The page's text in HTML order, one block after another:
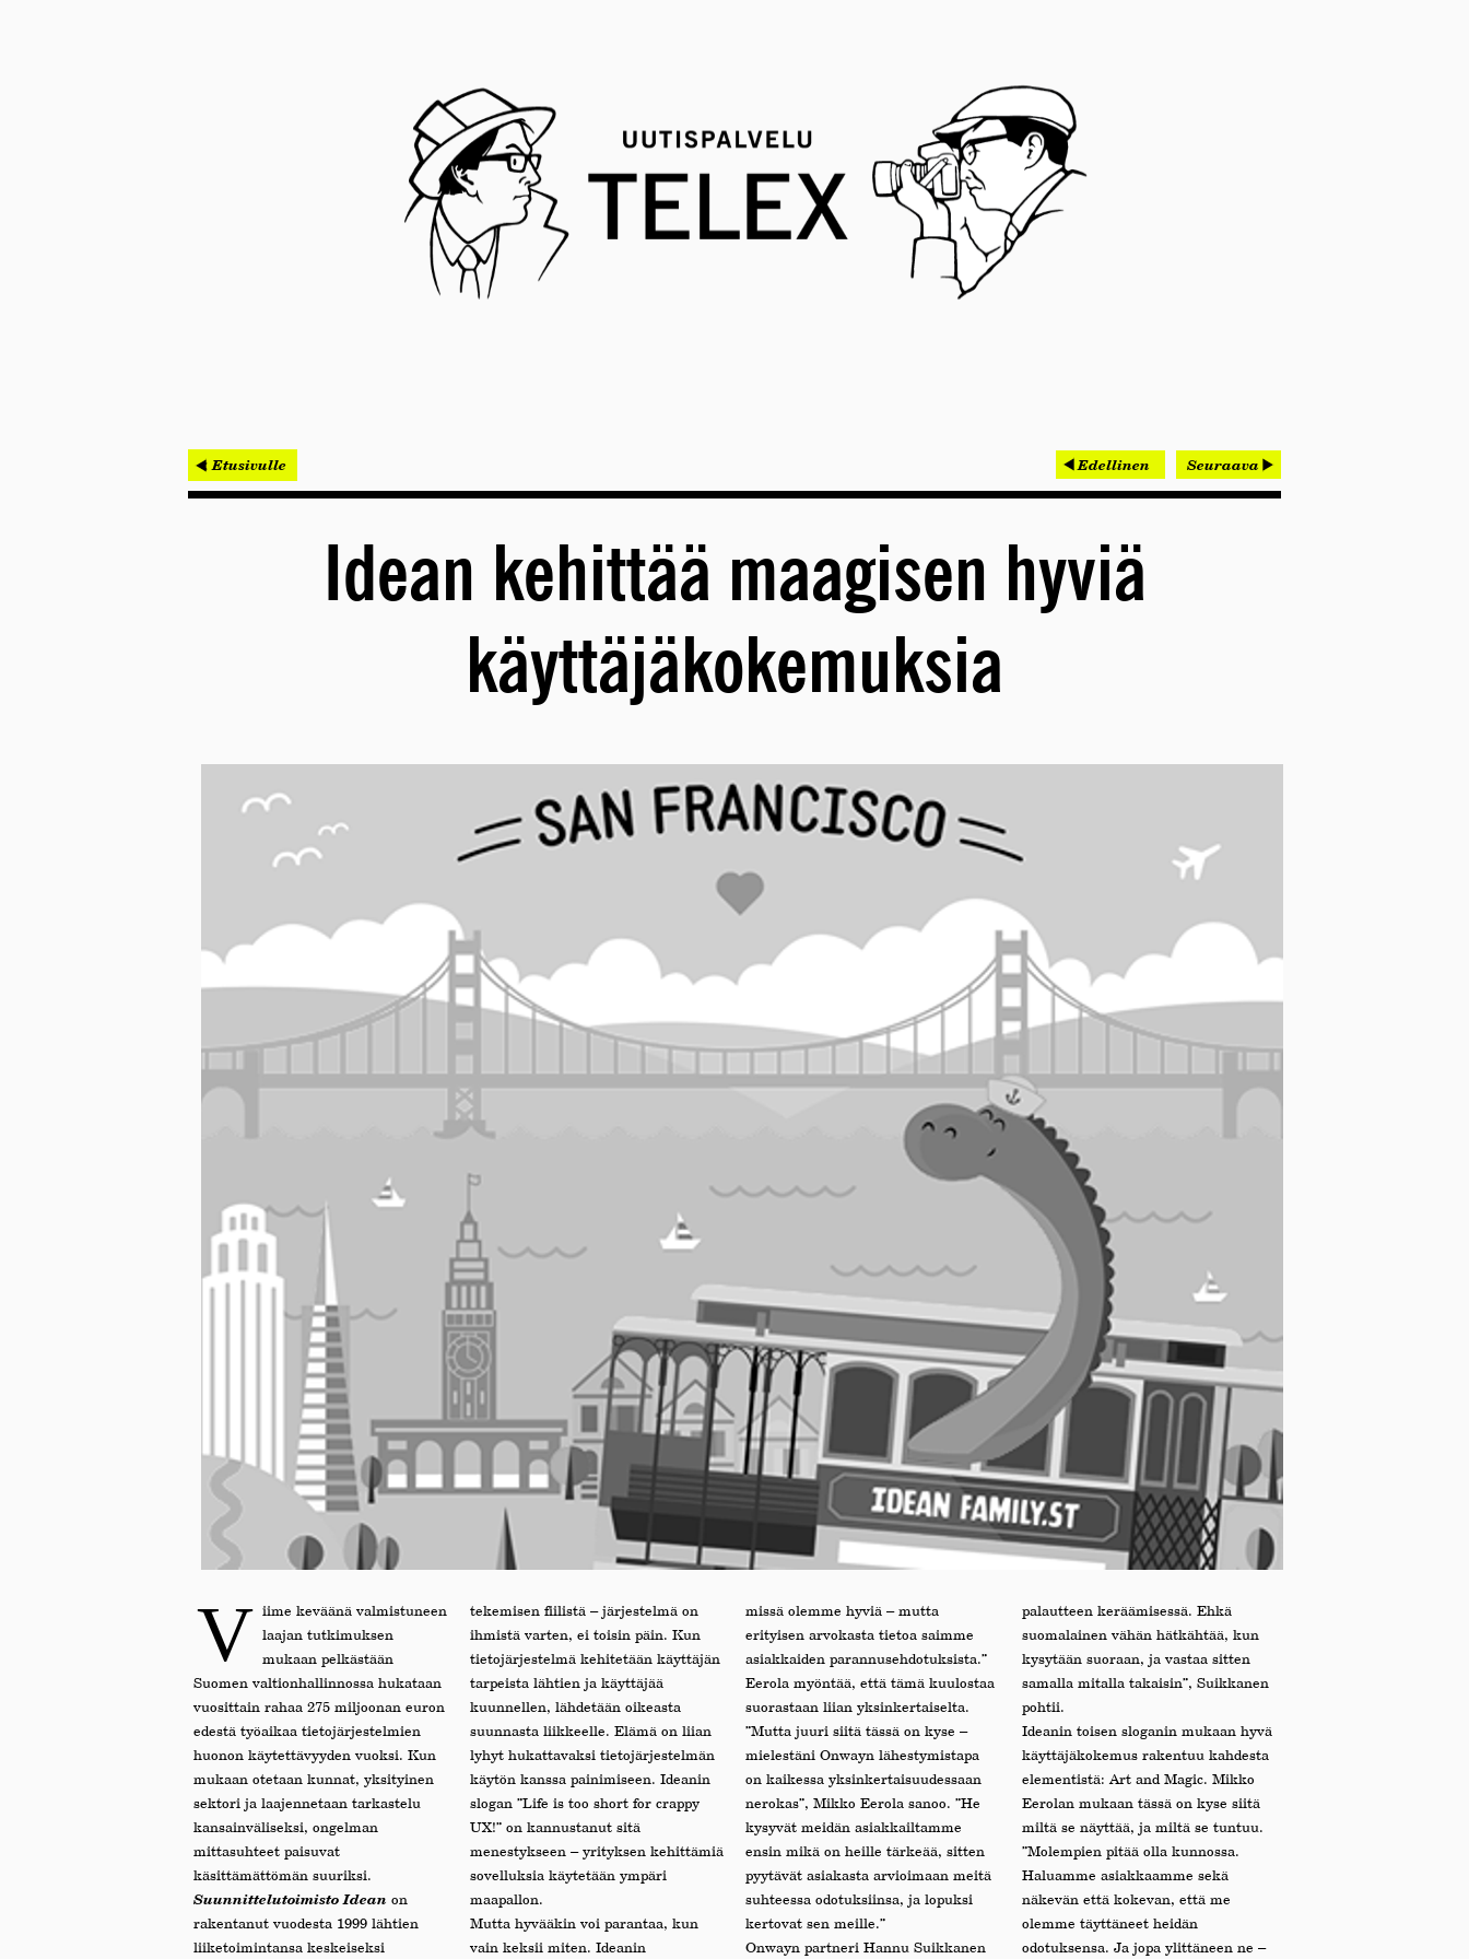
< Etusivulle Edellinen Seuraava
Idean kehittää maagisen hyviä
käyttäjäkokemuksia
V iime keväänä valmistuneen
laajan tutkimuksen
mukaan pelkästään
Suomen valtionhallinnossa hukataan
vuosittain rahaa 275 miljoonan euron
edestä työaikaa tietojärjestelmien
huonon käytettävyyden vuoksi. Kun
mukaan otetaan kunnat, yksityinen
sektori ja laajennetaan tarkastelu
kansainväliseksi, ongelman
mittasuhteet paisuvat
käsittämättömän suuriksi.
Suunnittelutoimisto Idean on
rakentanut vuodesta 1999 lähtien
liiketoimintansa keskeiseksi
tekemisen fiilistä – järjestelmä on
ihmistä varten, ei toisin päin. Kun
tietojärjestelmä kehitetään käyttäjän
tarpeista lähtien ja käyttäjää
kuunnellen, lähdetään oikeasta
suunnasta liikkeelle. Elämä on liian
lyhyt hukattavaksi tietojärjestelmän
käytön kanssa painimiseen. Ideanin
slogan ”Life is too short for crappy
UX!” on kannustanut sitä
menestykseen – yrityksen kehittämiä
sovelluksia käytetään ympäri
maapallon.
Mutta hyvääkin voi parantaa, kun
vain keksii miten. Ideanin
missä olemme hyviä – mutta
erityisen arvokasta tietoa saimme
asiakkaiden parannusehdotuksista.”
Eerola myöntää, että tämä kuulostaa
suorastaan liian yksinkertaiselta.
”Mutta juuri siitä tässä on kyse –
mielestäni Onwayn lähestymistapa
on kaikessa yksinkertaisuudessaan
nerokas”, Mikko Eerola sanoo. ”He
kysyvät meidän asiakkailtamme
ensin mikä on heille tärkeää, sitten
pyytävät asiakasta arvioimaan meitä
suhteessa odotuksiinsa, ja lopuksi
kertovat sen meille.”
Onwayn partneri Hannu Suikkanen
palautteen keräämisessä. Ehkä
suomalainen vähän hätkähtää, kun
kysytään suoraan, ja vastaa sitten
samalla mitalla takaisin”, Suikkanen
pohtii.
Ideanin toisen sloganin mukaan hyvä
käyttäjäkokemus rakentuu kahdesta
elementistä: Art and Magic. Mikko
Eerolan mukaan tässä on kyse siitä
miltä se näyttää, ja miltä se tuntuu.
”Molempien pitää olla kunnossa.
Haluamme asiakkaamme sekä
näkevän että kokevan, että me
olemme täyttäneet heidän
odotuksensa. Ja jopa ylittäneen ne –